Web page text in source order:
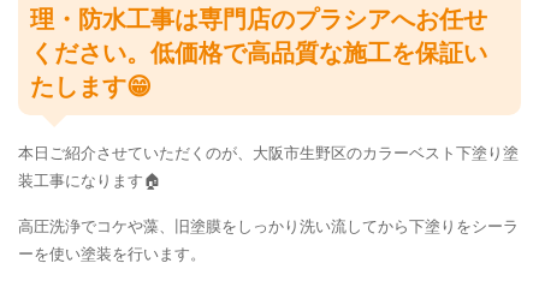
理・防水工事は専門店のプラシアへお任せ
ください。低価格で高品質な施工を保証い
たします😁
本日ご紹介させていただくのが、大阪市生野区のカラーベスト下塗り塗
装工事になります🏠
高圧洗浄でコケや藻、旧塗膜をしっかり洗い流してから下塗りをシーラ
ーを使い塗装を行います。